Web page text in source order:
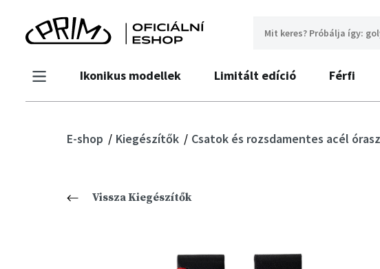
Ikonikus modellek Limitált edíció Férfi
E-shop Kiegészítők Csatok és rozsdamentes acél
Vissza Kiegészítők